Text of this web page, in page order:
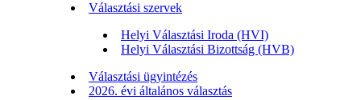
Választási szervek
Helyi Választási Iroda (HVI)
Helyi Választási Bizottság (HVB)
Választási ügyintézés
2026. évi általános választás